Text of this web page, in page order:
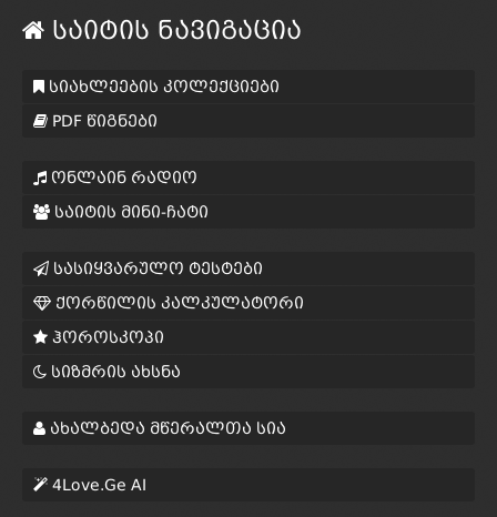
საიტის ნავიგაცია
სიახლეების კოლექციები
PDF წიგნები
ონლაინ რადიო
საიტის მინი-ჩატი
სასიყვარულო ტესტები
ქორწილის კალკულატორი
ჰოროსკოპი
სიზმრის ახსნა
ახალბედა მწერალთა სია
4Love.Ge AI